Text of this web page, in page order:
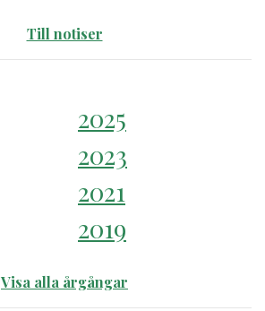
Till notiser
2025
2023
2021
2019
Visa alla årgångar